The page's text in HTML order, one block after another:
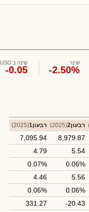
שינוי
-2.50%
שינוי ב USD
-0.05
רבעון2 (2025) רבעון1 (2025)
8,979.87
7,095.94
5.54
4.79
0.06%
0.07%
5.56
4.46
0.06%
0.06%
-20.43
331.27